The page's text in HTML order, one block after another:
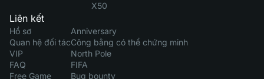
X50
Liên kết
Hồ sơ
Quan hệ đối tác
VIP
FAQ
Free Game
Anniversary
Công bằng có thể chứng minh
North Pole
FIFA
Bug bounty